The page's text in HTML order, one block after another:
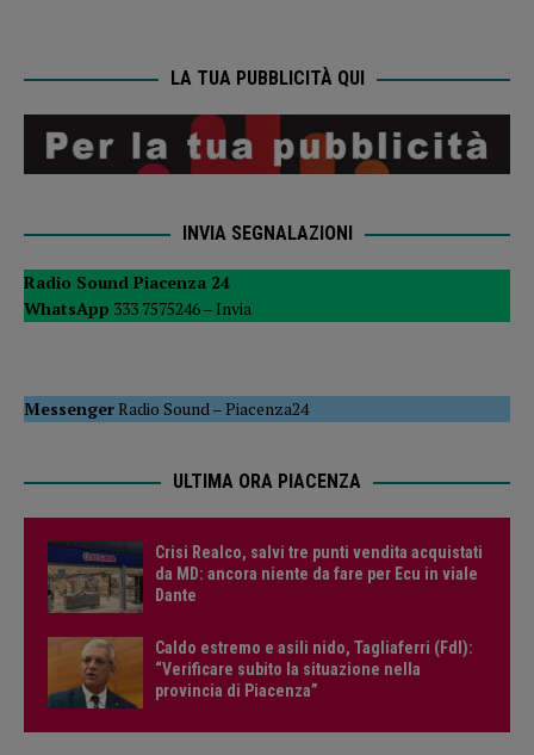
LA TUA PUBBLICITÀ QUI
INVIA SEGNALAZIONI
Radio Sound Piacenza 24
WhatsApp 333 7575246 – Invia
MessengerRadio Sound–Piacenza24
ULTIMA ORA PIACENZA
Crisi Realco, salvi tre punti vendita acquistati
da MD: ancora niente da fare per Ecu in viale
Dante
Caldo estremo e asili nido, Tagliaferri (FdI):
“Verificare subito la situazione nella
provincia di Piacenza”